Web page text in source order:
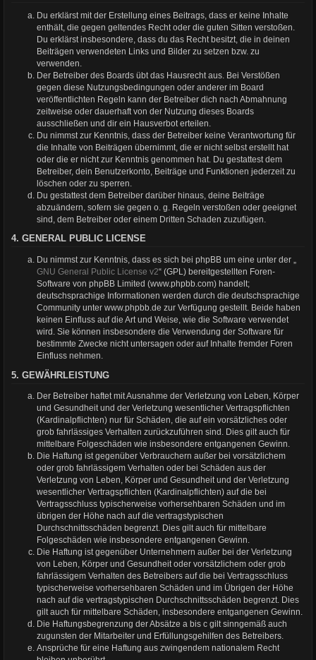
Du erklärst mit der Erstellung eines Beitrags, dass er keine Inhalte
enthält, die gegen geltendes Recht oder die guten Sitten verstoßen.
Du erklärst insbesondere, dass du das Recht besitzt, die in deinen
Beiträgen verwendeten Links und Bilder zu setzen bzw. zu
verwenden.
Der Betreiber des Boards übt das Hausrecht aus. Bei Verstößen
gegen diese Nutzungsbedingungen oder anderer im Board
veröffentlichten Regeln kann der Betreiber dich nach Abmahnung
zeitweise oder dauerhaft von der Nutzung dieses Boards
ausschließen und dir ein Hausverbot erteilen.
Du nimmst zur Kenntnis, dass der Betreiber keine Verantwortung für
die Inhalte von Beiträgen übernimmt, die er nicht selbst erstellt hat
oder die er nicht zur Kenntnis genommen hat. Du gestattest dem
Betreiber, dein Benutzerkonto, Beiträge und Funktionen jederzeit zu
löschen oder zu sperren.
Du gestattest dem Betreiber darüber hinaus, deine Beiträge
abzuändern, sofern sie gegen o. g. Regeln verstoßen oder geeignet
sind, dem Betreiber oder einem Dritten Schaden zuzufügen.
4. GENERAL PUBLIC LICENSE
Du nimmst zur Kenntnis, dass es sich bei phpBB um eine unter der „
GNU General Public License v2“ (GPL) bereitgestellten Foren-
Software von phpBB Limited (www.phpbb.com) handelt;
deutschsprachige Informationen werden durch die deutschsprachige
Community unter www.phpbb.de zur Verfügung gestellt. Beide haben
keinen Einfluss auf die Art und Weise, wie die Software verwendet
wird. Sie können insbesondere die Verwendung der Software für
bestimmte Zwecke nicht untersagen oder auf Inhalte fremder Foren
Einfluss nehmen.
5. GEWÄHRLEISTUNG
Der Betreiber haftet mit Ausnahme der Verletzung von Leben, Körper
und Gesundheit und der Verletzung wesentlicher Vertragspflichten
(Kardinalpflichten) nur für Schäden, die auf ein vorsätzliches oder
grob fahrlässiges Verhalten zurückzuführen sind. Dies gilt auch für
mittelbare Folgeschäden wie insbesondere entgangenen Gewinn.
Die Haftung ist gegenüber Verbrauchern außer bei vorsätzlichem
oder grob fahrlässigem Verhalten oder bei Schäden aus der
Verletzung von Leben, Körper und Gesundheit und der Verletzung
wesentlicher Vertragspflichten (Kardinalpflichten) auf die bei
Vertragsschluss typischerweise vorhersehbaren Schäden und im
übrigen der Höhe nach auf die vertragstypischen
Durchschnittsschäden begrenzt. Dies gilt auch für mittelbare
Folgeschäden wie insbesondere entgangenen Gewinn.
Die Haftung ist gegenüber Unternehmern außer bei der Verletzung
von Leben, Körper und Gesundheit oder vorsätzlichem oder grob
fahrlässigem Verhalten des Betreibers auf die bei Vertragsschluss
typischerweise vorhersehbaren Schäden und im Übrigen der Höhe
nach auf die vertragstypischen Durchschnittsschäden begrenzt. Dies
gilt auch für mittelbare Schäden, insbesondere entgangenen Gewinn.
Die Haftungsbegrenzung der Absätze a bis c gilt sinngemäß auch
zugunsten der Mitarbeiter und Erfüllungsgehilfen des Betreibers.
Ansprüche für eine Haftung aus zwingendem nationalem Recht